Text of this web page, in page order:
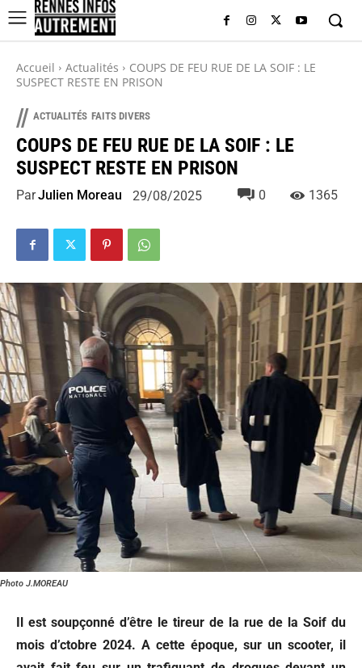
Accueil Actualités
COUPS DE FEU RUE DE LA SOIF : LE
SUSPECT RESTE EN PRISON
// ACTUALITÉS FAITS DIVERS
COUPS DE FEU RUE DE LA SOIF : LE
SUSPECT RESTE EN PRISON
ParJulien Moreau 29/08/2025 0 1365
Photo J.MOREAU
Il est soupçonné d’être le tireur de la rue de la Soif du
mois d’ctobre 2024. A cette époque, sur un scooter, il